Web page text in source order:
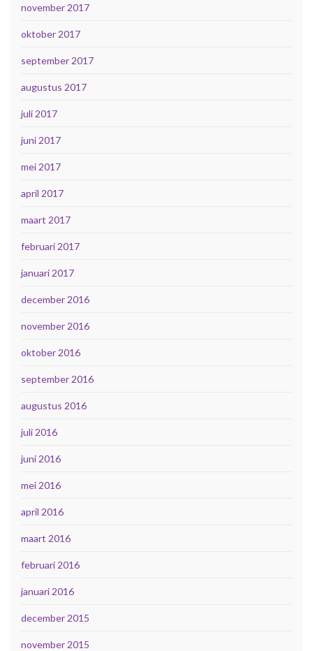
november 2017
oktober 2017
september 2017
augustus 2017
juli 2017
juni 2017
mei 2017
april 2017
maart 2017
februari 2017
januari 2017
december 2016
november 2016
oktober 2016
september 2016
augustus 2016
juli 2016
juni 2016
mei 2016
april 2016
maart 2016
februari 2016
januari 2016
december 2015
november 2015